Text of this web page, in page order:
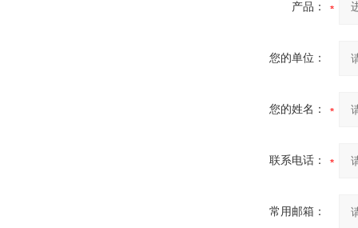
产品：
您的单位：
您的姓名：
联系电话：
常用邮箱：